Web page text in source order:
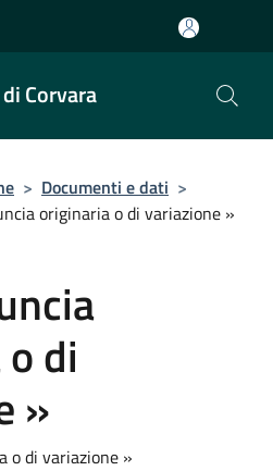
Corvara
> Documenti e dati >
originaria o di variazione »
di
»
o di variazione »